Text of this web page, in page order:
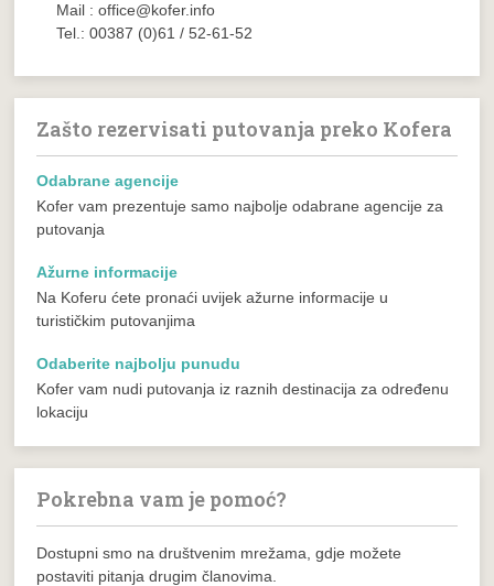
Mail : office@kofer.info
Tel.: 00387 (0)61 / 52-61-52
Zašto rezervisati putovanja preko Kofera
Odabrane agencije
Kofer vam prezentuje samo najbolje odabrane agencije za
putovanja
Ažurne informacije
Na Koferu ćete pronaći uvijek ažurne informacije u
turističkim putovanjima
Odaberite najbolju punudu
Kofer vam nudi putovanja iz raznih destinacija za određenu
lokaciju
Pokrebna vam je pomoć?
Dostupni smo na društvenim mrežama, gdje možete
postaviti pitanja drugim članovima.